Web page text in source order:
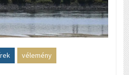
vélemény